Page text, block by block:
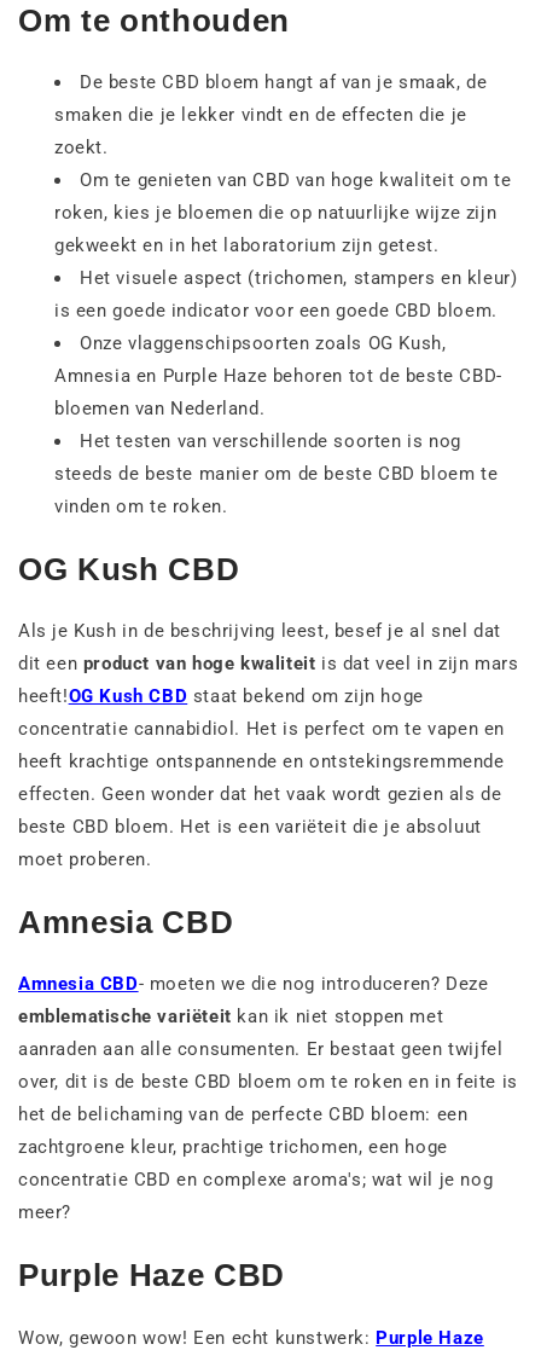
Om te onthouden
De beste CBD bloem hangt af van je smaak, de
smaken die je lekker vindt en de effecten die je
zoekt.
Om te genieten van CBD van hoge kwaliteit om te
roken, kies je bloemen die op natuurlijke wijze zijn
gekweekt en in het laboratorium zijn getest.
Het visuele aspect (trichomen, stampers en kleur)
is een goede indicator voor een goede CBD bloem.
Onze vlaggenschipsoorten zoals OG Kush,
Amnesia en Purple Haze behoren tot de beste CBD-
bloemen van Nederland.
Het testen van verschillende soorten is nog
steeds de beste manier om de beste CBD bloem te
vinden om te roken.
OG Kush CBD
Als je Kush in de beschrijving leest, besef je al snel dat
dit een product van hoge kwaliteit is dat veel in zijn mars
heeft!OG Kush CBD staat bekend om zijn hoge
concentratie cannabidiol. Het is perfect om te vapen en
heeft krachtige ontspannende en ontstekingsremmende
effecten. Geen wonder dat het vaak wordt gezien als de
beste CBD bloem. Het is een variëteit die je absoluut
moet proberen.
Amnesia CBD
Amnesia CBD- moeten we die nog introduceren? Deze
emblematische variëteit kan ik niet stoppen met
aanraden aan alle consumenten. Er bestaat geen twijfel
over, dit is de beste CBD bloem om te roken en in feite is
het de belichaming van de perfecte CBD bloem: een
zachtgroene kleur, prachtige trichomen, een hoge
concentratie CBD en complexe aroma's; wat wil je nog
meer?
Purple Haze CBD
Wow, gewoon wow! Een echt kunstwerk: Purple Haze